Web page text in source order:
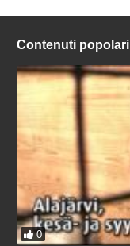
Contenuti popolari
0